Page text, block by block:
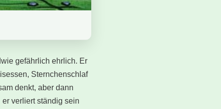
gefährlich ehrlich. Er
Sternchenschlaf
denkt, aber dann
verliert ständig sein